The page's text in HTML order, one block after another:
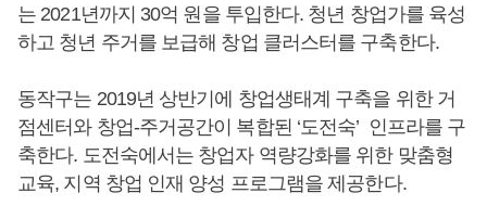
는 2021년까지 30억 원을 투입한다. 청년 창업가를 육성
하고 청년 주거를 보급해 창업 클러스터를 구축한다.
동작구는 2019년 상반기에 창업생태계 구축을 위한 거
점센터와 창업-주거공간이 복합된 ‘도전숙’ 인프라를 구
축한다. 도전숙에서는 창업자 역량강화를 위한 맞춤형
교육, 지역 창업 인재 양성 프로그램을 제공한다.